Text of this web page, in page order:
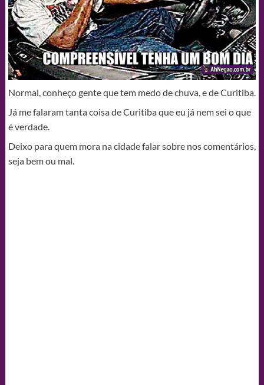
Normal, conheço gente que tem medo de chuva, e de Curitiba.
Já me falaram tanta coisa de Curitiba que eu já nem sei o que
é verdade.
Deixo para quem mora na cidade falar sobre nos comentários,
seja bem ou mal.